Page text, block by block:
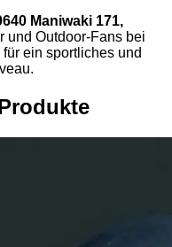
Maniwaki 171,
und Outdoor-Fans bei
ein sportliches und